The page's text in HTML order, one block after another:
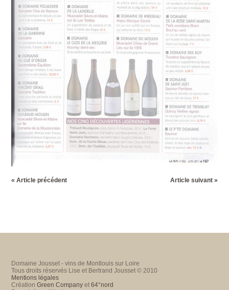
«Article précédent Article suivant»
Domaine Jousset - vins de Montlouis sur Loire
Tous droits réservés Lise et Bertrand Jousset © 2010
Mentions légales
CréationGreen Company et64°nord